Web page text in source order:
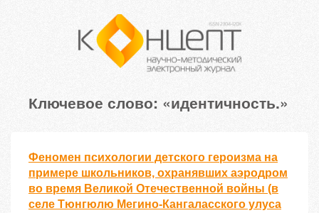
Ключевое слово: «идентичность.»
Феномен психологии детского героизма на
примере школьников, охранявших аэродром
во время Великой Отечественной войны (в
селе Тюнгюлю Мегино-Кангаласского улуса